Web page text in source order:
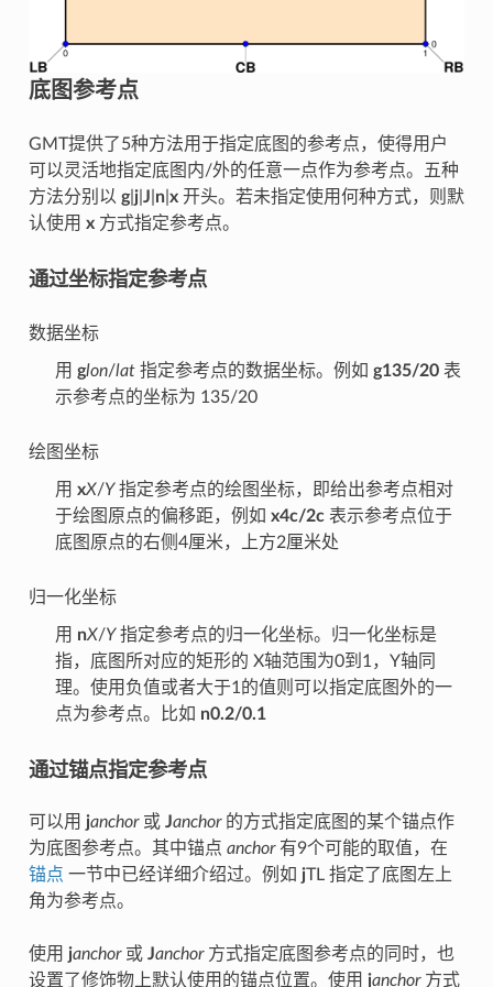
底图参考点
GMT提供了5种方法用于指定底图的参考点，使得用户
可以灵活地指定底图内/外的任意一点作为参考点。五种
方法分别以 g|j| J n| x开头。若未指定使用何种方式，则默
认使用 x方式指定参考点。
通过坐标指定参考点
数据坐标
用 glon/lat指定参考点的数据坐标。例如 g135/20表
示参考点的坐标为 135/20
绘图坐标
用 xX/Y指定参考点的绘图坐标，即给出参考点相对
于绘图原点的偏移距，例如 x4c/2c表示参考点位于
底图原点的右侧4厘米，上方2厘米处
归一化坐标
用 nX/Y指定参考点的归一化坐标。归一化坐标是
指，底图所对应的矩形的 X轴范围为0到1，Y轴同
理。使用负值或者大于1的值则可以指定底图外的一
点为参考点。比如 n0.2/0.1
通过锚点指定参考点
可以用 janchor或 Janchor的方式指定底图的某个锚点作
为底图参考点。其中锚点 anchor有9个可能的取值，在
锚点 一节中已经详细介绍过。例如 jTL 指定了底图左上
角为参考点。
使用 janchor或 Janchor方式指定底图参考点的同时，也
设置了修饰物上默认使用的锚点位置。使用 janchor方式